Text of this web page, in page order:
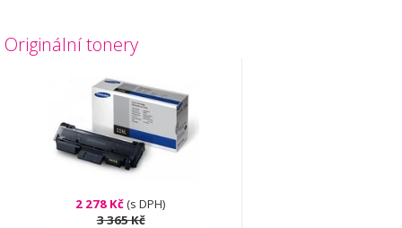
Originální tonery
2 278 Kč(s DPH)
3 365 Kč